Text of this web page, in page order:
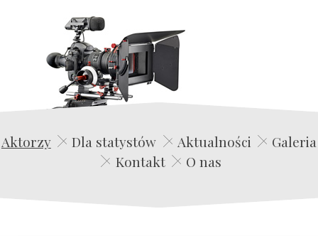
Edwin Film Agencja Aktorska
Aktorzy Dla statystów Aktualności
Galeria
Kontakt
O nas